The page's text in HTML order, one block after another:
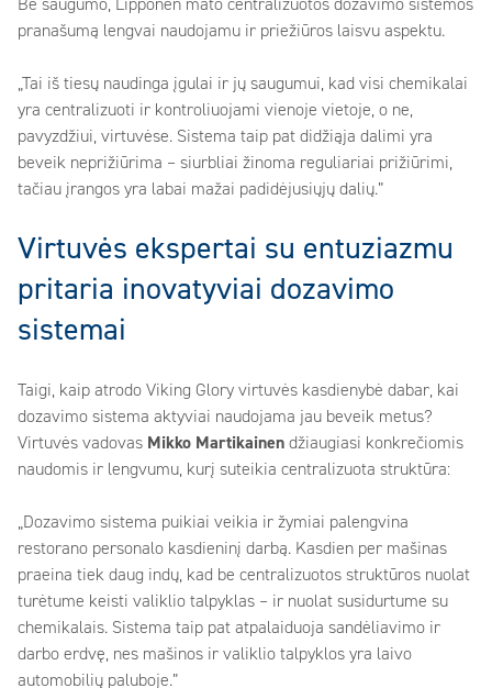
Be saugumo, Lipponen mato centralizuotos dozavimo sistemos
pranašumą lengvai naudojamu ir priežiūros laisvu aspektu.
„Tai iš tiesų naudinga įgulai ir jų saugumui, kad visi chemikalai
yra centralizuoti ir kontroliuojami vienoje vietoje, o ne,
pavyzdžiui, virtuvėse. Sistema taip pat didžiąja dalimi yra
beveik neprižiūrima – siurbliai žinoma reguliariai prižiūrimi,
tačiau įrangos yra labai mažai padidėjusiųjų dalių.”
Virtuvės ekspertai su entuziazmu
pritaria inovatyviai dozavimo
sistemai
Taigi, kaip atrodo Viking Glory virtuvės kasdienybė dabar, kai
dozavimo sistema aktyviai naudojama jau beveik metus?
Virtuvės vadovas Mikko Martikainen džiaugiasi konkrečiomis
naudomis ir lengvumu, kurį suteikia centralizuota struktūra:
„Dozavimo sistema puikiai veikia ir žymiai palengvina
restorano personalo kasdieninį darbą. Kasdien per mašinas
praeina tiek daug indų, kad be centralizuotos struktūros nuolat
turėtume keisti valiklio talpyklas – ir nuolat susidurtume su
chemikalais. Sistema taip pat atpalaiduoja sandėliavimo ir
darbo erdvę, nes mašinos ir valiklio talpyklos yra laivo
automobilių paluboje.”